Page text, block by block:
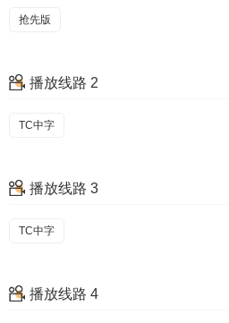
抢先版
播放线路 2
TC中字
播放线路 3
TC中字
播放线路 4